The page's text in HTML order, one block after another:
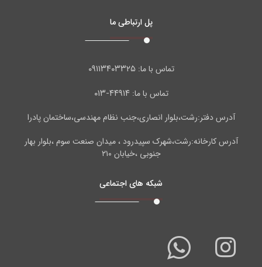
پل ارتباطی ما
تماس با ما:۰۹۱۱۳۴۰۳۳۲۵
تماس با ما: ۴۴۹۱۴-۰۱۳
آدرس دفتر:رشت،بلوار انصاری،جنب نظام مهندسی،ساختمان پادرا
آدرس کارخانه:رشت،شهرک سپیدرود ، میدان صنعت سوم ،بلوار بهار
جنوبی ،خیابان ۲۱۰
شبکه های اجتماعی